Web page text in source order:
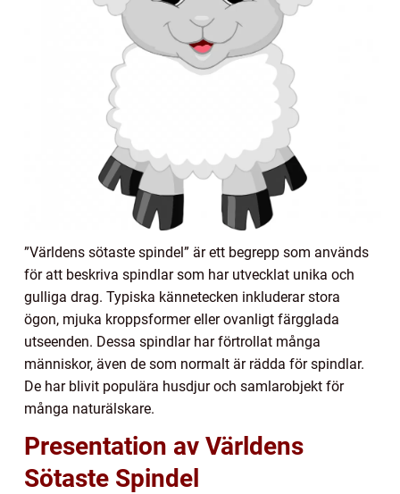
”Världens sötaste spindel” är ett begrepp som används
för att beskriva spindlar som har utvecklat unika och
gulliga drag. Typiska kännetecken inkluderar stora
ögon, mjuka kroppsformer eller ovanligt färgglada
utseenden. Dessa spindlar har förtrollat många
människor, även de som normalt är rädda för spindlar.
De har blivit populära husdjur och samlarobjekt för
många naturälskare.
Presentation av Världens
Sötaste Spindel